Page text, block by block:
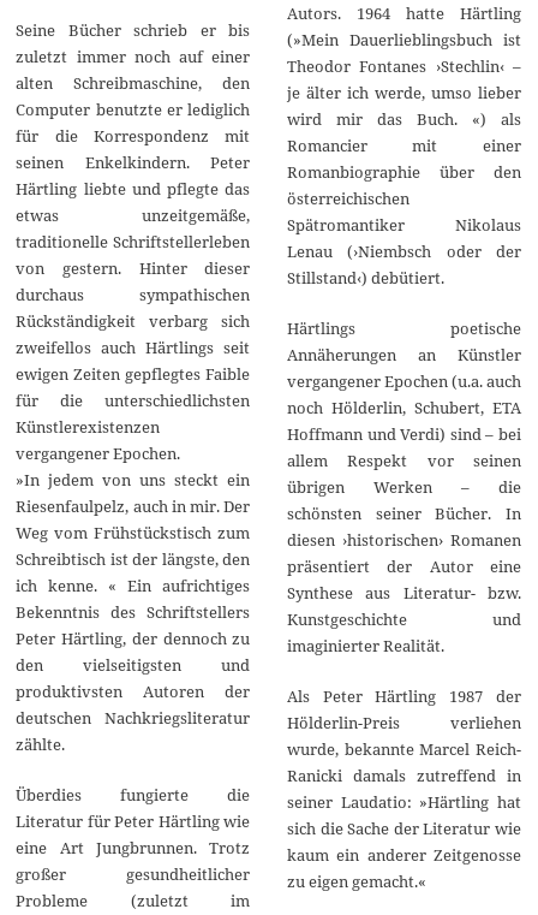
Seine Bücher schrieb er bis
zuletzt immer noch auf einer
alten Schreibmaschine, den
Computer benutzte er lediglich
für die Korrespondenz mit
seinen Enkelkindern. Peter
Härtling liebte und pflegte das
etwas unzeitgemäße,
traditionelle Schriftstellerleben
von gestern. Hinter dieser
durchaus sympathischen
Rückständigkeit verbarg sich
zweifellos auch Härtlings seit
ewigen Zeiten gepflegtes Faible
für die unterschiedlichsten
Künstlerexistenzen
vergangener Epochen.
»In jedem von uns steckt ein
Riesenfaulpelz, auch in mir. Der
Weg vom Frühstückstisch zum
Schreibtisch ist der längste, den
ich kenne. « Ein aufrichtiges
Bekenntnis des Schriftstellers
Peter Härtling, der dennoch zu
den vielseitigsten und
produktivsten Autoren der
deutschen Nachkriegsliteratur
zählte.
Überdies fungierte die
Literatur für Peter Härtling wie
eine Art Jungbrunnen. Trotz
großer gesundheitlicher
Probleme (zuletzt im
Autors. 1964 hatte Härtling
(»Mein Dauerlieblingsbuch ist
Theodor Fontanes ›Stechlin‹ –
je älter ich werde, umso lieber
wird mir das Buch. «) als
Romancier mit einer
Romanbiographie über den
österreichischen
Spätromantiker Nikolaus
Lenau (›Niembsch oder der
Stillstand‹) debütiert.
Härtlings poetische
Annäherungen an Künstler
vergangener Epochen (u.a. auch
noch Hölderlin, Schubert, ETA
Hoffmann und Verdi) sind – bei
allem Respekt vor seinen
übrigen Werken – die
schönsten seiner Bücher. In
diesen ›historischen› Romanen
präsentiert der Autor eine
Synthese aus Literatur- bzw.
Kunstgeschichte und
imaginierter Realität.
Als Peter Härtling 1987 der
Hölderlin-Preis verliehen
wurde, bekannte Marcel Reich-
Ranicki damals zutreffend in
seiner Laudatio: »Härtling hat
sich die Sache der Literatur wie
kaum ein anderer Zeitgenosse
zu eigen gemacht.«